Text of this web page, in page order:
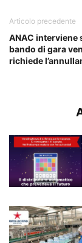
Articolo precedente
ANAC interviene
bando di gara
richiede